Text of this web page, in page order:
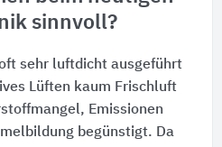
sinnvoll?
sehr luftdicht ausgeführt
Lüften kaum Frischluft
Emissionen
begünstigt. Da